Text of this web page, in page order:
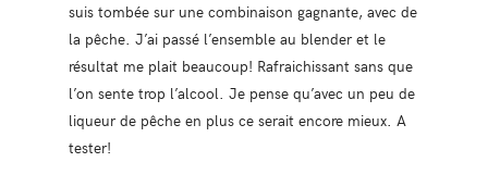
suis tombée sur une combinaison gagnante, avec de
la pêche. J’ai passé l’ensemble au blender et le
résultat me plait beaucoup! Rafraichissant sans que
l’on sente trop l’alcool. Je pense qu’avec un peu de
liqueur de pêche en plus ce serait encore mieux. A
tester!